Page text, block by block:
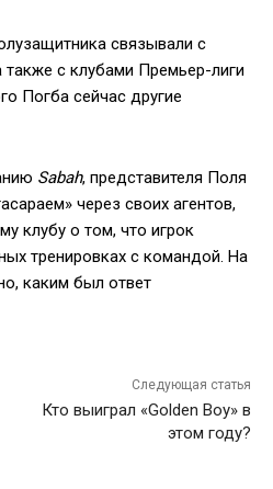
связывали с
с клубами Премьер-лиги
Погба сейчас другие
Sabah, представителя Поля
через своих агентов,
клубу о том, что игрок
тренировках с командой. На
каким был ответ
Следующая статья
Кто выиграл «Golden Boy» в
этом году?